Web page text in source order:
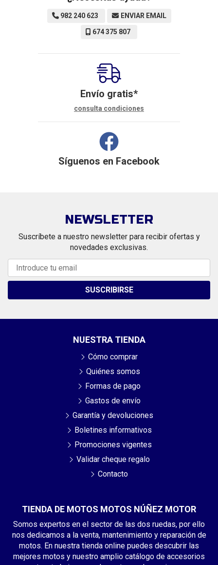
982 240 623 ENVIAR EMAIL
674 375 807
Envío gratis*
consulta condiciones
Síguenos en Facebook
NEWSLETTER
Suscríbete a nuestro newsletter para recibir ofertas y
novedades exclusivas.
SUSCRIBIRSE
TIENDA DE MOTOS MOTOS NÚÑEZ MOTOR
Somos expertos en el sector de las dos ruedas, por ello
nos dedicamos a la venta, mantenimiento y reparación de
motos. En nuestra tienda online puedes descubrir las
mejores motos y nuestro amplio catálogo de accesorios
NUESTRA TIENDA
Cómo comprar
Quiénes somos
Formas de pago
Gastos de envío
Garantía y devoluciones
Boletines informativos
Promociones vigentes
Validar cheque regalo
Contacto